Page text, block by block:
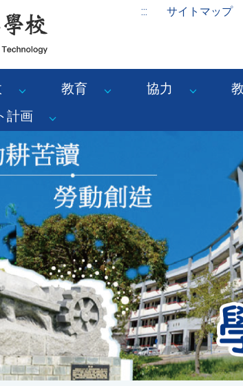
::: サイトマップ
教育 協力
計画